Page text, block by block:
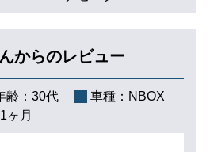
からのレビュー
齢： 30代 車種： NBOX
1ヶ月